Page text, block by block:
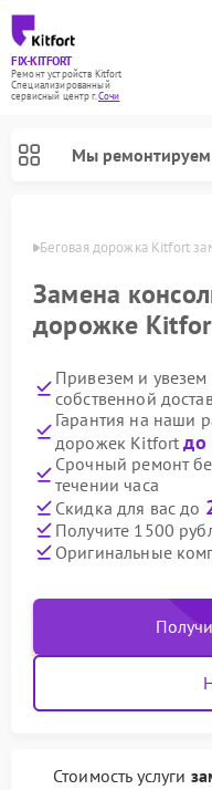
FIX-KITFORT
Ремонт устройств Kitfort
Специализированный
cервисный центр г.Сочи
Мы ремонтируем
Беговая дорожка Kitfort
Замена
дорожке
Привезем и
собственной
Гарантия на наши
дорожек Kitfortдо
Срочный ремонт
течении часа
Скидка для вас до
Получите 1500
Оригинальные
Стоимость услуги